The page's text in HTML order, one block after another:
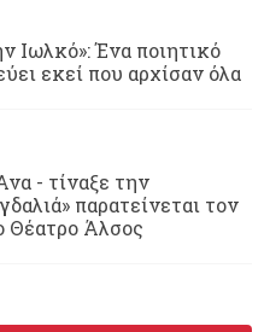
Ιωλκό»: Ένα ποιητικό
εκεί που αρχίσαν όλα
- τίναξε την
παρατείνεται τον
Θέατρο Άλσος